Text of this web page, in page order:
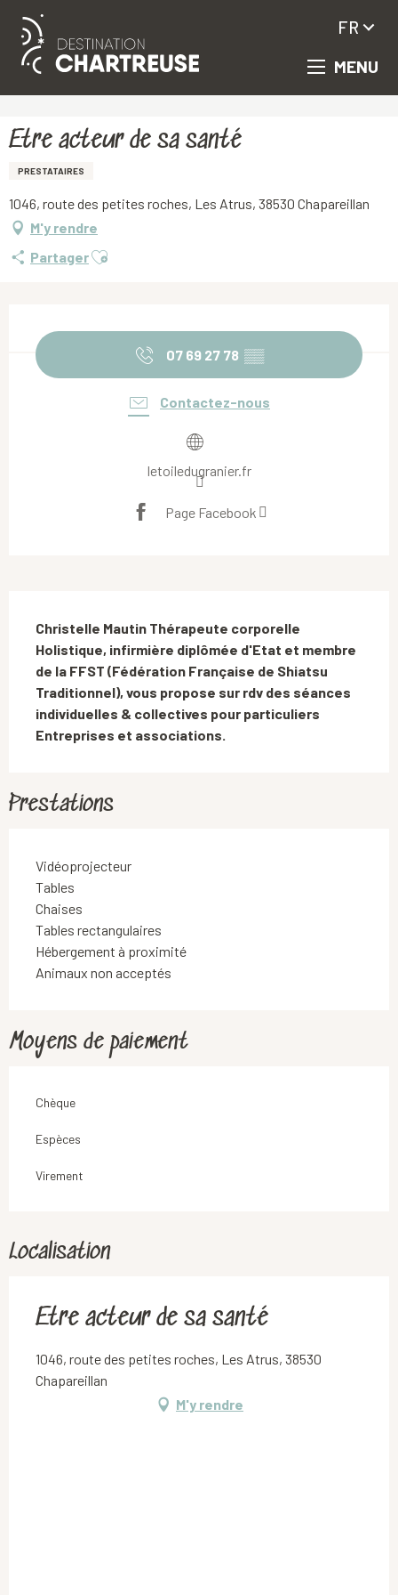
Aller
principal
MENU
FR
Etre acteur de sa santé
PRESTATAIRES
1046, route des petites roches, Les Atrus, 38530 Chapareillan
M'y rendre
PartagerAjouter aux favoris
07 69 27 78 ▒▒
Contactez-nous
letoiledugranier.fr
Page Facebook
Christelle Mautin Thérapeute corporelle
Holistique, infirmière diplômée d'Etat et membre
de la FFST (Fédération Française de Shiatsu
Traditionnel), vous propose sur rdv des séances
individuelles & collectives pour particuliers
Entreprises et associations.
Prestations
Vidéoprojecteur
Tables
Chaises
Tables rectangulaires
Hébergement à proximité
Animaux non acceptés
Moyens de paiement
Chèque
Espèces
Virement
Localisation
Etre acteur de sa santé
1046, route des petites roches, Les Atrus, 38530
Chapareillan
M'y rendre